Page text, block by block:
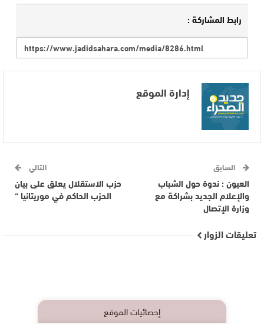
رابط المشاركة :
إدارة الموقع
السابق
العيون : ندوة حول الشباب
واﻹعلام الجديد بشراكة مع
وزارة اﻹتصال
التالي
حزب الاستقلال يعلق على بيان
الحزب الحاكم في موريتانيا “
تعليقات الزوار
إحصائيات الموقع